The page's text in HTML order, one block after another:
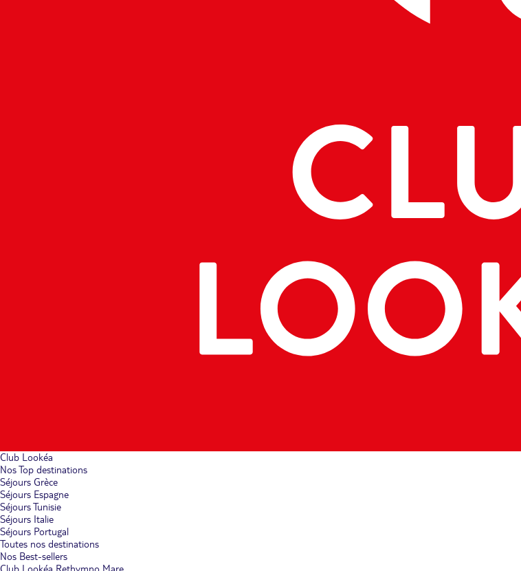
Club Lookéa
Nos Top destinations
Séjours Grèce
Séjours Espagne
Séjours Tunisie
Séjours Italie
Séjours Portugal
Toutes nos destinations
Nos Best-sellers